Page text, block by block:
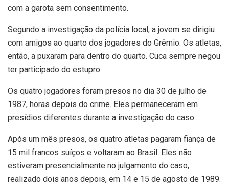
com a garota sem consentimento.
Segundo a investigação da polícia local, a jovem se dirigiu
com amigos ao quarto dos jogadores do Grêmio. Os atletas,
então, a puxaram para dentro do quarto. Cuca sempre negou
ter participado do estupro.
Os quatro jogadores foram presos no dia 30 de julho de
1987, horas depois do crime. Eles permaneceram em
presídios diferentes durante a investigação do caso.
Após um mês presos, os quatro atletas pagaram fiança de
15 mil francos suíços e voltaram ao Brasil. Eles não
estiveram presencialmente no julgamento do caso,
realizado dois anos depois, em 14 e 15 de agosto de 1989.